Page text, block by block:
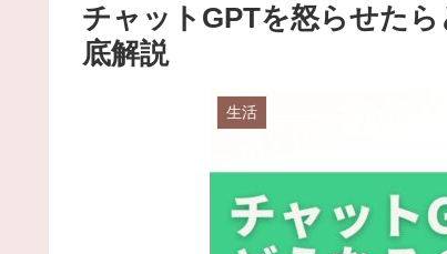
チャットGPTを怒らせた
底解説
生活